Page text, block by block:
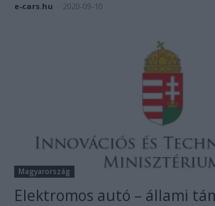
e-cars.hu 2020-09-10
Magyarország
Elektromos autó – állami